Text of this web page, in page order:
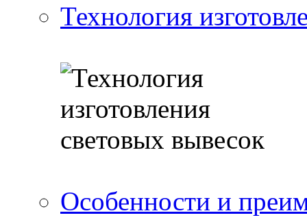
Технология
Особенности и